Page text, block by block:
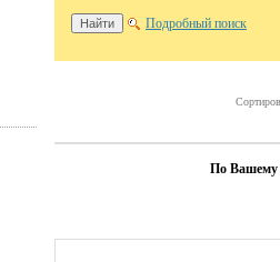
Подробный поиск
По Вашему